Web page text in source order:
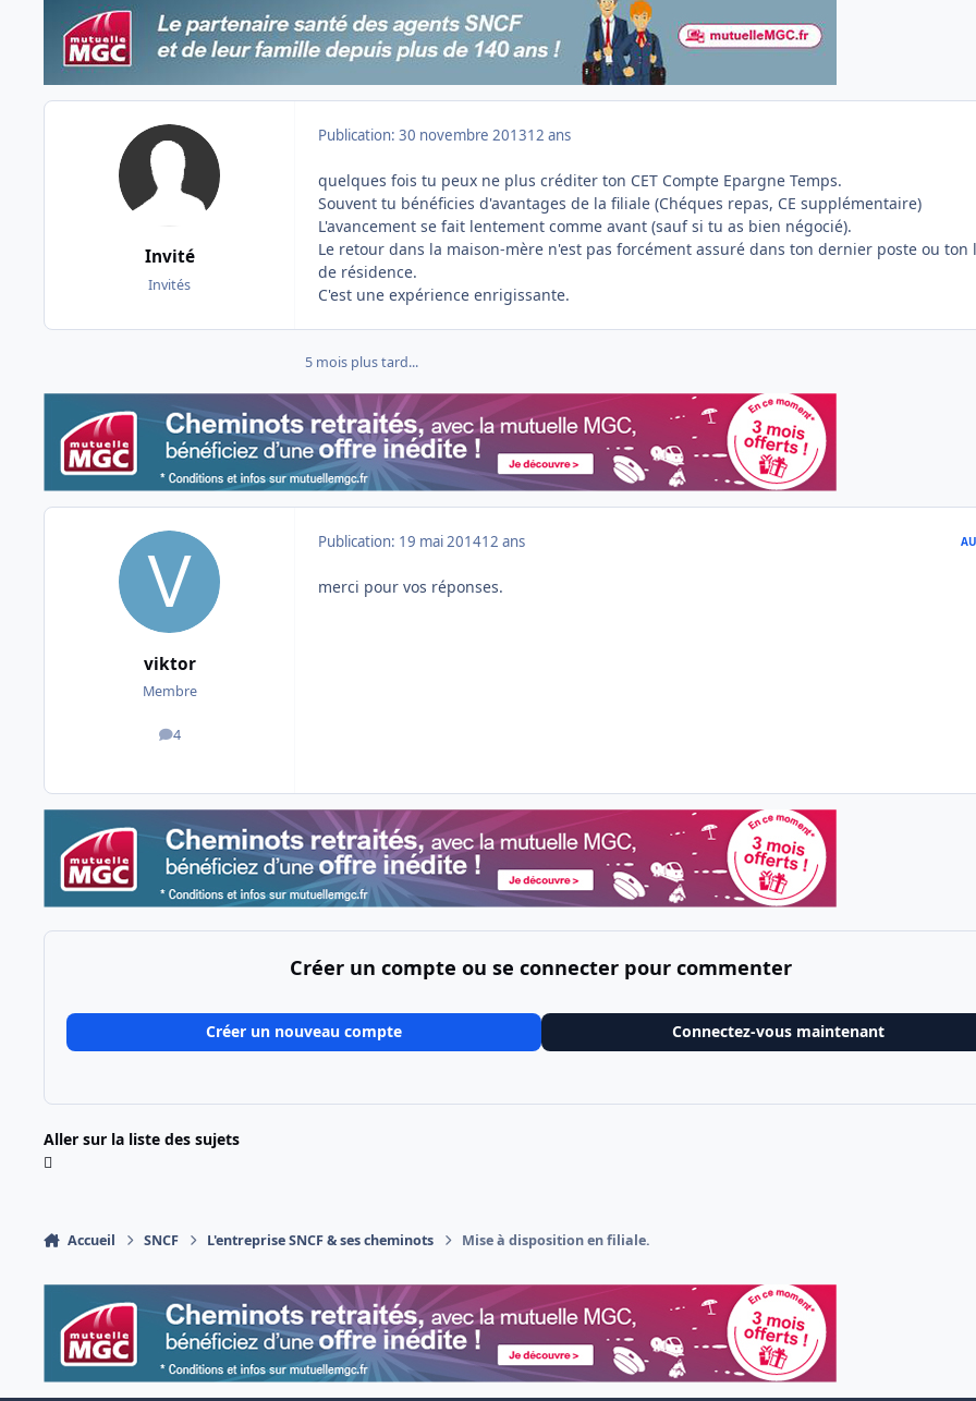
Invité
Invités
Publication: 30 novembre 201312 ans
quelques fois tu peux ne plus créditer ton CET Compte Epargne Temps.
Souvent tu bénéficies d'avantages de la filiale (Chéques repas, CE supplémentaire)
L'avancement se fait lentement comme avant (sauf si tu as bien négocié).
Le retour dans la maison-mère n'est pas forcément assuré dans ton dernier poste ou ton
de résidence.
C'est une expérience enrigissante.
5 mois plus tard...
viktor
Membre
4
messages
Publication: 19 mai 201412 ans
merci pour vos réponses.
Créer un compte ou se connecter pour commenter
Créer un nouveau compte Connectez-vous maintenant
Aller sur la liste des sujets
Accueil SNCF L'entreprise SNCF & ses cheminots Mise à disposition en filiale.